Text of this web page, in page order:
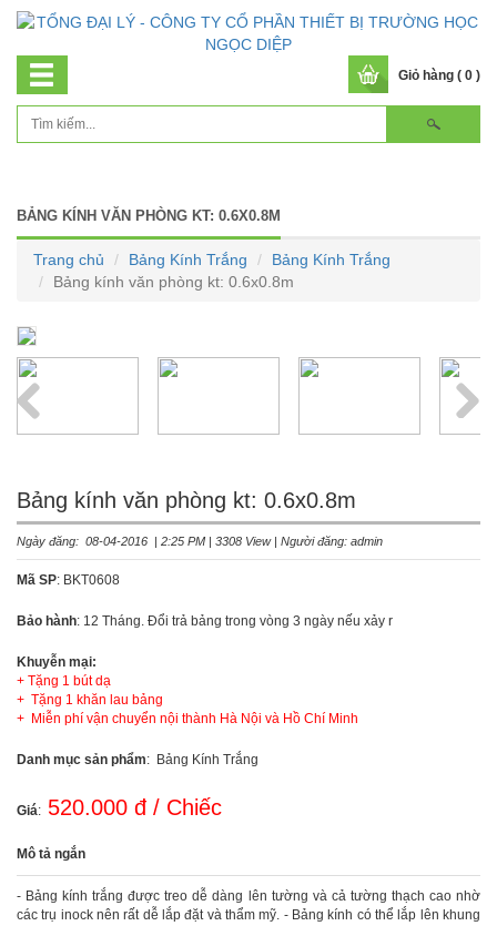
Giỏ hàng ( 0 )
BẢNG KÍNH VĂN PHÒNG KT: 0.6X0.8M
Trang chủ Bảng Kính Trắng
Bảng Kính Trắng
Bảng kính văn phòng kt: 0.6x0.8m
Bảng kính văn phòng kt: 0.6x0.8m
Ngày đăng: 08-04-2016 | 2:25 PM | 3308 View | Người đăng: admin
Mã SP: BKT0608
Bảo hành: 12 Tháng. Đổi trả bảng trong vòng 3 ngày nếu xảy r
Khuyễn mại:
+ Tặng 1 bút dạ
+ Tặng 1 khăn lau bảng
+ Miễn phí vận chuyển nội thành Hà Nội và Hồ Chí Minh
Danh mục sản phẩm: Bảng Kính Trắng
Giá: 520.000 đ / Chiếc
Mô tả ngắn
- Bảng kính trắng được treo dễ dàng lên tường và cả tường thạch cao nhờ
các trụ inock nên rất dễ lắp đặt và thẩm mỹ. - Bảng kính có thể lắp lên khung